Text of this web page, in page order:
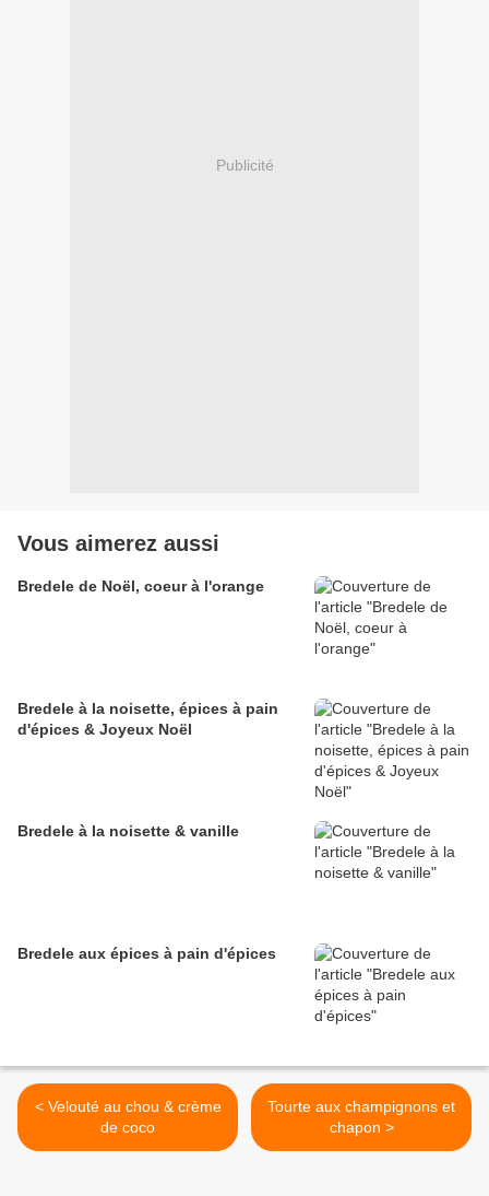
Publicité
Vous aimerez aussi
Bredele de Noël, coeur à l'orange
Bredele à la noisette, épices à pain
d'épices & Joyeux Noël
Bredele à la noisette & vanille
Bredele aux épices à pain d'épices
< Velouté au chou & crème
de coco
Tourte aux champignons et
chapon >